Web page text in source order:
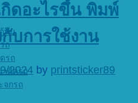
ทึบ
ถ
รถ
าติดรถ
จกรถ
ดอะไรขึ้น พิมพ์
บการใช้งาน
2024 by printsticker89